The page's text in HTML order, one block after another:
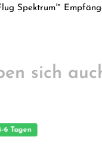
Spektrum™
sich
6 Tagen